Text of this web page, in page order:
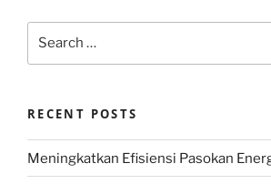
RECENT POSTS
Meningkatkan Efisiensi Pasokan